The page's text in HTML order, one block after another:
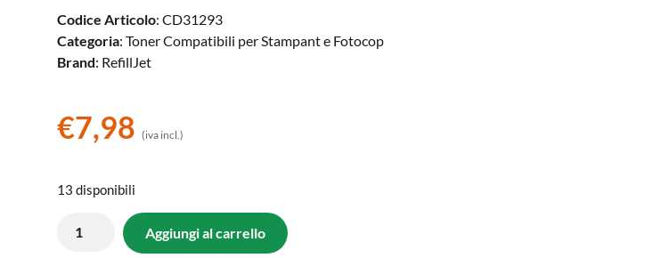
Codice Articolo: CD31293
Categoria: Toner Compatibili per Stampant e Fotocop
Brand: RefillJet
€7,98 (iva incl.)
13 disponibili
Aggiungi al carrello